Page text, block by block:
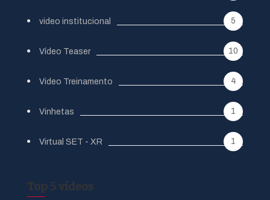
video institucional 5
Vídeo Teaser 10
Video Treinamento 4
Vinhetas 1
Virtual SET - XR 1
Top 5 vídeos